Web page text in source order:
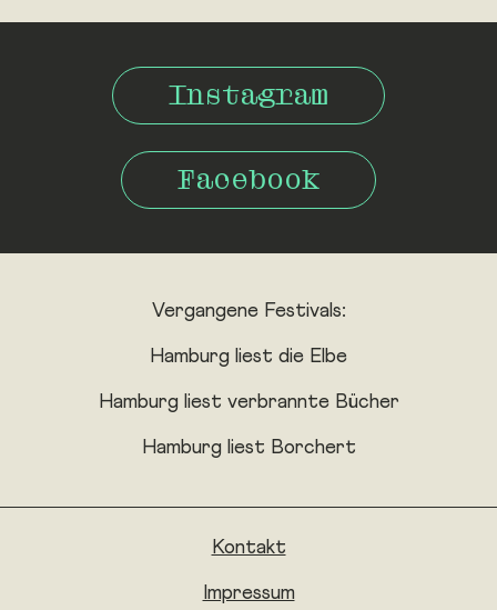
Instagram
Facebook
Vergangene Festivals:
Hamburg liest die Elbe
Hamburg liest verbrannte Bücher
Hamburg liest Borchert
Kontakt
Impressum